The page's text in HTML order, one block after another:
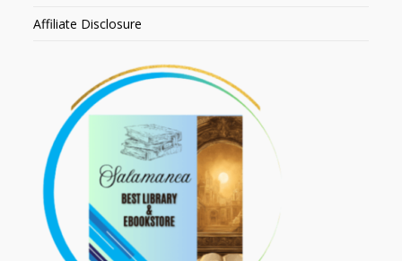
Affiliate Disclosure